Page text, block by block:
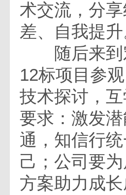
术交流，分
差、自我提升
随后来到
12标项目参
技术探讨，
要求：激发
通，知信行
己；公司要
方案助力成